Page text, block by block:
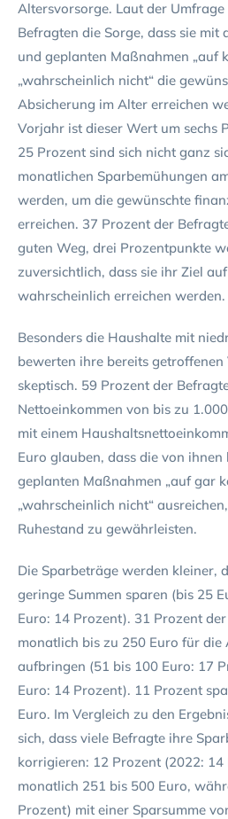
Altersvorsorge. Laut der
Befragten die Sorge, dass sie mit
und geplanten Maßnahmen „auf
„wahrscheinlich nicht“ die
Absicherung im Alter erreichen
Vorjahr ist dieser Wert um sechs
25 Prozent sind sich nicht ganz
monatlichen Sparbemühungen
werden, um die gewünschte
erreichen. 37 Prozent der
guten Weg, drei Prozentpunkte
zuversichtlich, dass sie ihr Ziel
wahrscheinlich erreichen werden.
Besonders die Haushalte mit
bewerten ihre bereits
skeptisch. 59 Prozent der
Nettoeinkommen von bis zu
mit einem
Euro glauben, dass die von
geplanten Maßnahmen „auf gar
„wahrscheinlich nicht“
Ruhestand zu gewährleisten.
Die Sparbeträge werden kleiner,
geringe Summen sparen (bis 25
Euro: 14 Prozent). 31 Prozent
monatlich bis zu 250 Euro für die
aufbringen (51 bis 100 Euro: 17
Euro: 14 Prozent). 11 Prozent
Euro. Im Vergleich zu den
sich, dass viele Befragte ihre
korrigieren: 12 Prozent (2022: 14
monatlich 251 bis 500 Euro,
Prozent) mit einer Sparsumme